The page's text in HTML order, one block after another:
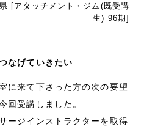
[アタッチメント・ジム(既受講
生) 96期]
なげていきたい
に来て下さった方の次の要望
回受講しました。
ージインストラクターを取得